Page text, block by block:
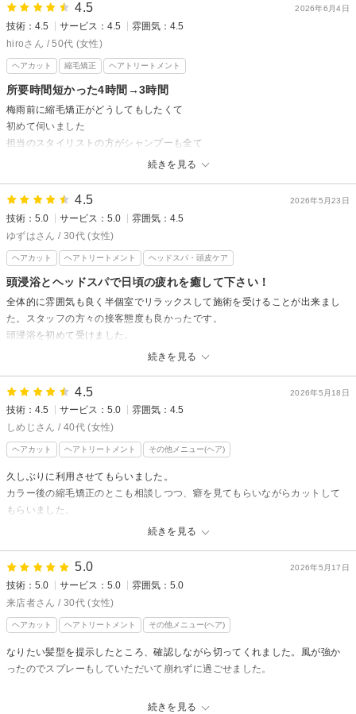
hair's ROSSOからの返信
いつもわんこといっしょさん様
この度は初めてのご来店ありがとうございます。
部分縮毛矯正の仕上がりを気に入っていただけてとても嬉しいです。
気になる広がりを抑えながら、自然なボリューム感のあるストレートにな
りましたね。
これからも扱いやすいスタイルをご提案できるよう努めてまいります。
2026年6月4日
4.5
技術：4.5 サービス：4.5
雰囲気：4.5
hiroさん / 50代 (女性)
ヘアカット 縮毛矯正 ヘアトリートメント
所要時間短かった4時間→3時間
続きを見る
梅雨前に縮毛矯正がどうしてもしたくて
初めて伺いました
担当のスタイリストの方がシャンプーも全て
していただけるので安心でカウンセリングも
この度は初めてのご来店、そして嬉しい口コミをありがとうございます。
縮毛矯正を安心しておまかせいただけたとのお言葉、大変嬉しく思いま
す。
これからの梅雨時期を快適に過ごしていただけたら幸いです。
またお会いできるのを楽しみにしております。
2026年5月23日
4.5
技術：5.0 サービス：5.0
雰囲気：4.5
ゆずはさん / 30代 (女性)
ヘアカット ヘアトリートメント ヘッドスパ・頭皮ケア
頭浸浴とヘッドスパで日頃の疲れを癒して下さい！
続きを見る
全体的に雰囲気も良く半個室でリラックスして施術を受けることが出来まし
た。スタッフの方々の接客態度も良かったです。
頭浸浴を初めて受けました。
とても気持ちよくリラックス出来、その後のヘッドスパも気持ちよくて寝れ
近くに関連店舗があるのと専用の駐輪場などは無いので注意して下さい。
hair's ROSSOからの返信
ゆずは様
初めての頭浸浴とヘッドスパをリラックスしてお受けいただけた事、大変
嬉しく思います。半個室の空間やスタッフの接客についても温かいお言葉
をいただき、重ねて御礼申し上げます。
また、駐輪場に関する補足もありがとうございます。
ができておりません。近隣の皆様や歩行者の方へ配慮として、自転車でお
越しの際は近隣の公共駐輪場などをご利用いただけますと幸いです。
お手数をおかけいたしますが、今後ともゆずは様にリラックスしていただ
ける空間作りを心がけて参ります。
またのお越しをスタッフ一同、心よりお待ちしております。
2026年5月18日
4.5
技術：4.5 サービス：5.0
雰囲気：4.5
しめじさん / 40代 (女性)
ヘアカット ヘアトリートメント その他メニュー(ヘア)
続きを見る
久しぶりに利用させてもらいました。
カラー後の縮毛矯正のとこも相談しつつ、癖を見てもらいながらカットして
もらいました。
ストレートアイロンのかけ方などもアドバイスをもらい、とても素敵な時間
次回もお願いしようと思います。
hair's ROSSOからの返信
その後やりにくいところはないですか。また色々相談しながらやりましょ
うね。
縮毛矯正も相談して決めていきましょう。
2026年5月17日
5.0
技術：5.0 サービス：5.0
雰囲気：5.0
来店者さん / 30代 (女性)
ヘアカット ヘアトリートメント その他メニュー(ヘア)
続きを見る
なりたい髪型を提示したところ、確認しながら切ってくれました。風が強か
ったのでスプレーもしていただいて崩れずに過ごせました。